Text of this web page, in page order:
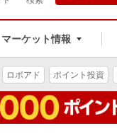
マーケット情報
ロボアド ポイント投資